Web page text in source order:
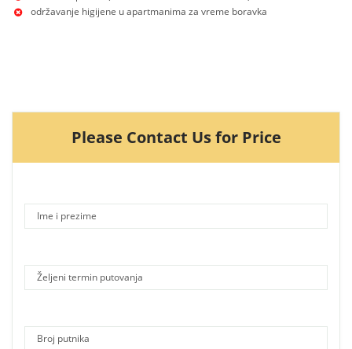
održavanje higijene u apartmanima za vreme boravka
Please Contact Us for Price